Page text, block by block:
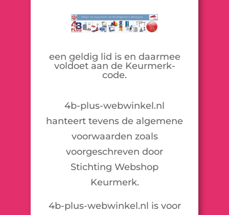
een geldig lid is en daarmee
voldoet aan de Keurmerk-
code.
4b-plus-webwinkel.nl
hanteert tevens de algemene
voorwaarden zoals
voorgeschreven door
Stichting Webshop
Keurmerk.
4b-plus-webwinkel.nl is voor